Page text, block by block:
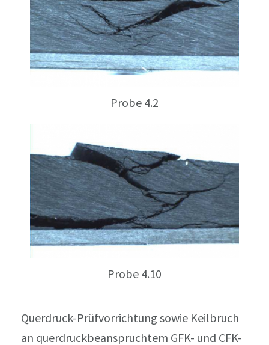
Probe 4.2
Probe 4.10
Querdruck-Prüfvorrichtung sowie Keilbruch
an querdruckbeanspruchtem GFK- und CFK-